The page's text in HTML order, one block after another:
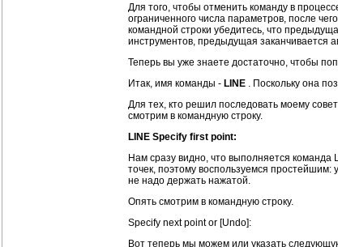
Для того, чтобы отменить команду в
ограниченного числа параметров, после
командной строки убедитесь, что
инструментов, предыдущая заканчивается
Теперь вы уже знаете достаточно, чтобы
Итак, имя команды - LINE . Поскольку она
Для тех, кто решил последовать моему
смотрим в командную строку.
LINE Specify first point:
Нам сразу видно, что выполняется команда
точек, поэтому воспользуемся простейшим:
не надо держать нажатой.
Опять смотрим в командную строку.
Specify next point or [Undo]:
Вот теперь мы можем или указать